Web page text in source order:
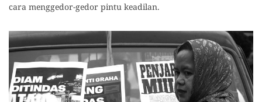
cara menggedor-gedor pintu keadilan.